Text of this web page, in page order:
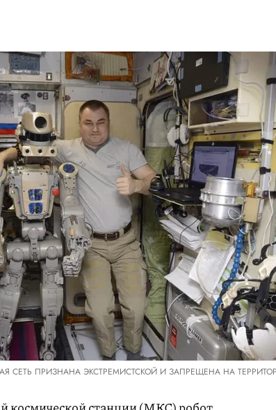
СЕТЬ ПРИЗНАНА ЭКСТРЕМИСТСКОЙ И ЗАПРЕЩЕНА НА